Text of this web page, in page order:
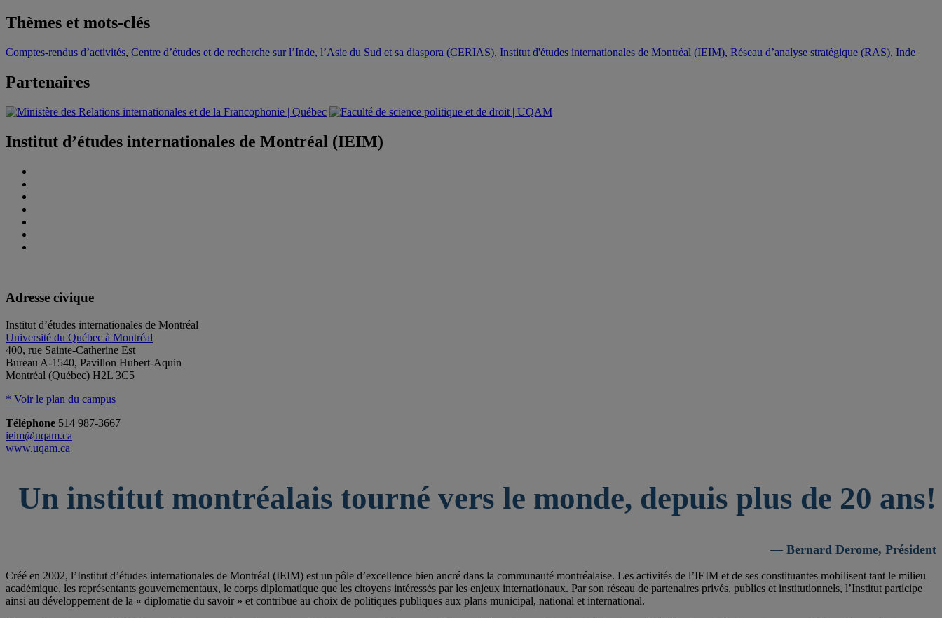
Thèmes et mots-clés
Comptes-rendus d’activités, Centre d’études et de recherche sur l’Inde, l’Asie du Sud et sa diaspora (CERIAS), Institut d'études internationales de Montréal (IEIM), Réseau d’analyse stratégique (RAS), Inde
Partenaires
Institut d’études internationales de Montréal (IEIM)
Adresse civique
Institut d’études internationales de Montréal
Université du Québec à Montréal
400, rue Sainte-Catherine Est
Bureau A-1540, Pavillon Hubert-Aquin
Montréal (Québec) H2L 3C5
* Voir le plan du campus
Téléphone 514 987-3667
ieim@uqam.ca
www.uqam.ca
Un institut montréalais tourné vers le monde, depuis plus de 20 ans!
— Bernard Derome, Président
Créé en 2002, l’Institut d’études internationales de Montréal (IEIM) est un pôle d’excellence bien ancré dans la communauté montréalaise. Les activités de l’IEIM et de ses constituantes mobilisent tant le milieu
académique, les représentants gouvernementaux, le corps diplomatique que les citoyens intéressés par les enjeux internationaux. Par son réseau de partenaires privés, publics et institutionnels, l’Institut participe
ainsi au développement de la « diplomatie du savoir » et contribue au choix de politiques publiques aux plans municipal, national et international.